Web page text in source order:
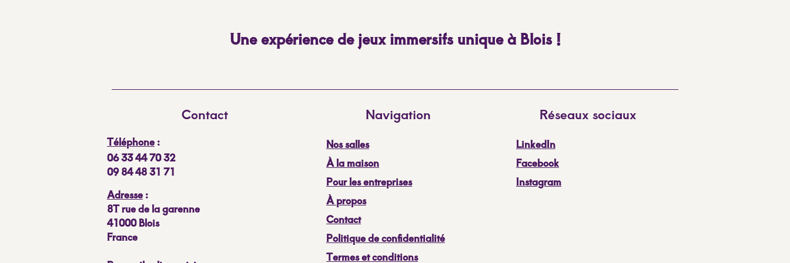
Une expérience de jeux immersifs unique à Blois !
Contact
Téléphone :
06 33 44 70 32
09 84 48 31 71
Adresse :
8T rue de la garenne
41000 Blois
France
Navigation
Nos salles
À la maison
Pour les entreprises
À propos
Contact
Politique de confidentialité
Termes et conditions
Réseaux sociaux
LinkedIn
Facebook
​Instagram